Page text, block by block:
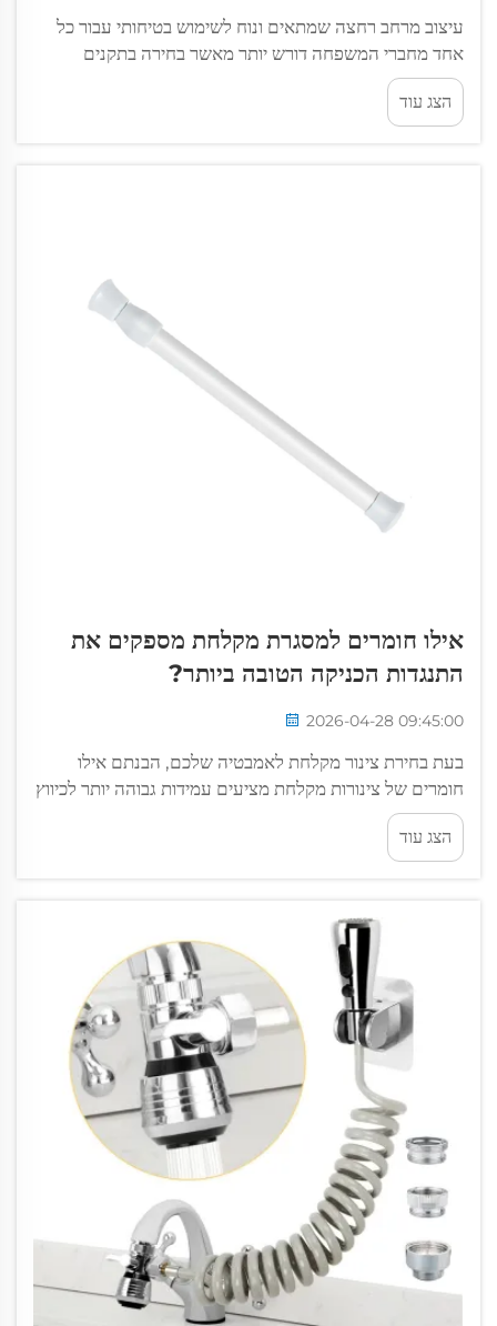
עיצוב מרחב רחצה שמתאים ונוח לשימוש בטיחותי עבור כל
אחד מחברי המשפחה דורש יותר מאשר בחירה בתקנים
מושכים מבחינה חזותית. כאשר ילדים ומשתמשים מבוגרים
משתפים את אותו המרחב, המנגנונים שבהם מוזרם, נשלט ו...
הצג עוד
אילו חומרים למסגרת מקלחת מספקים את
התנגדות הכניקה הטובה ביותר?
2026-04-28 09:45:00
בעת בחירת צינור מקלחת לאמבטיה שלכם, הבנתם אילו
חומרים של צינורות מקלחת מציעים עמידות גבוהה יותר לכיווץ
יכולה לחסוך לכם החלפות תכופות ותסכול יומי. הרכב החומר
משפיע ישירות על האופן שבו הצינור שלכם יעמוד ב...
הצג עוד